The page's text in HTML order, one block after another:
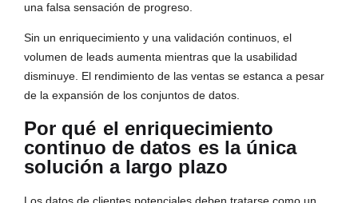
una falsa sensación de progreso.
Sin un enriquecimiento y una validación continuos, el
volumen de leads aumenta mientras que la usabilidad
disminuye. El rendimiento de las ventas se estanca a pesar
de la expansión de los conjuntos de datos.
Por qué el enriquecimiento
continuo de datos es la única
solución a largo plazo